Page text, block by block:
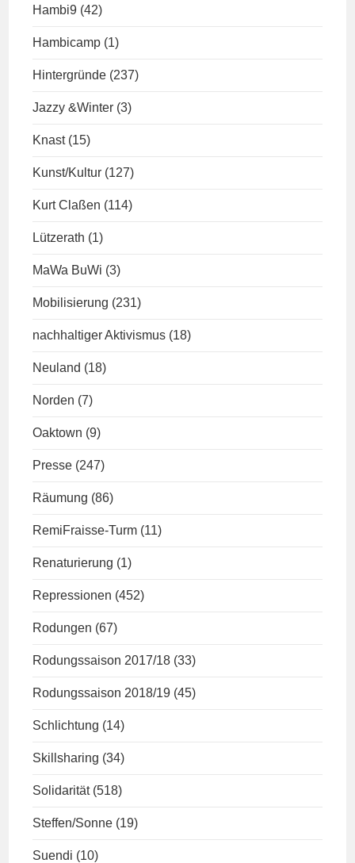
Hambi9 (42)
Hambicamp (1)
Hintergründe (237)
Jazzy &Winter (3)
Knast (15)
Kunst/Kultur (127)
Kurt Claßen (114)
Lützerath (1)
MaWa BuWi (3)
Mobilisierung (231)
nachhaltiger Aktivismus (18)
Neuland (18)
Norden (7)
Oaktown (9)
Presse (247)
Räumung (86)
RemiFraisse-Turm (11)
Renaturierung (1)
Repressionen (452)
Rodungen (67)
Rodungssaison 2017/18 (33)
Rodungssaison 2018/19 (45)
Schlichtung (14)
Skillsharing (34)
Solidarität (518)
Steffen/Sonne (19)
Suendi (10)